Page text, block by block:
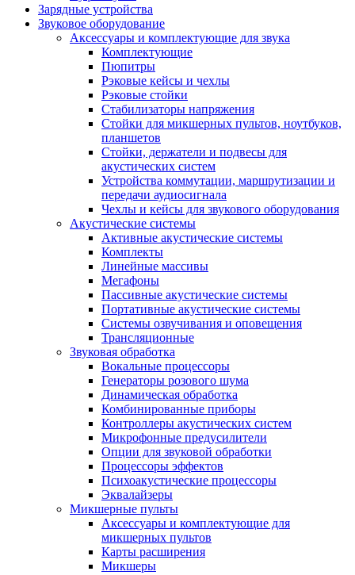
Зарядные устройства
Звуковое оборудование
Аксессуары и комплектующие для звука
Комплектующие
Пюпитры
Рэковые кейсы и чехлы
Рэковые стойки
Стабилизаторы напряжения
Стойки для микшерных пультов, ноутбуков,
планшетов
Стойки, держатели и подвесы для
акустических систем
Устройства коммутации, маршрутизации и
передачи аудиосигнала
Чехлы и кейсы для звукового оборудования
Акустические системы
Активные акустические системы
Комплекты
Линейные массивы
Мегафоны
Пассивные акустические системы
Портативные акустические системы
Системы озвучивания и оповещения
Трансляционные
Звуковая обработка
Вокальные процессоры
Генераторы розового шума
Динамическая обработка
Комбинированные приборы
Контроллеры акустических систем
Микрофонные предусилители
Опции для звуковой обработки
Процессоры эффектов
Психоакустические процессоры
Эквалайзеры
Микшерные пульты
Аксессуары и комплектующие для
микшерных пультов
Карты расширения
Микшеры